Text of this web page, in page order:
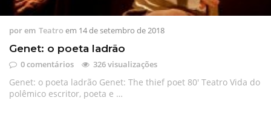
porem Teatro em 14 de setembro de 2018
Genet: o poeta ladrão
0 comentários 326 visualizações
Genet: o poeta ladrão Genet: The thief poet 80′ Teatro Vida do
polêmico escritor, poeta e …